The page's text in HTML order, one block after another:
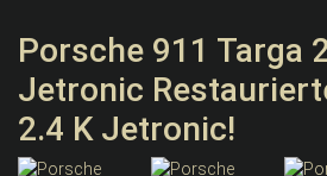
Porsche 911 Targa
Jetronic
2.4 K Jetronic!